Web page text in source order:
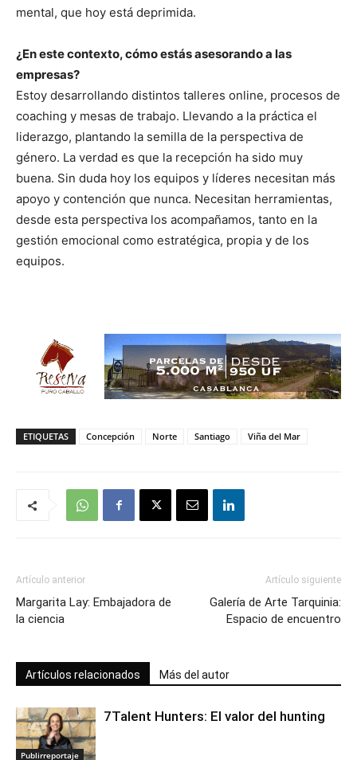
mental, que hoy está deprimida.
¿En este contexto, cómo estás asesorando a las
empresas?
Estoy desarrollando distintos talleres online, procesos de
coaching y mesas de trabajo. Llevando a la práctica el
liderazgo, plantando la semilla de la perspectiva de
género. La verdad es que la recepción ha sido muy
buena. Sin duda hoy los equipos y líderes necesitan más
apoyo y contención que nunca. Necesitan herramientas,
desde esta perspectiva los acompañamos, tanto en la
gestión emocional como estratégica, propia y de los
equipos.
ETIQUETAS Concepción Norte Santiago Viña del Mar
Artículo anterior
Margarita Lay: Embajadora de
la ciencia
Artículo siguiente
Galería de Arte Tarquinia:
Espacio de encuentro
Artículos relacionados Más del autor
Publirreportaje
7Talent Hunters: El valor del hunting